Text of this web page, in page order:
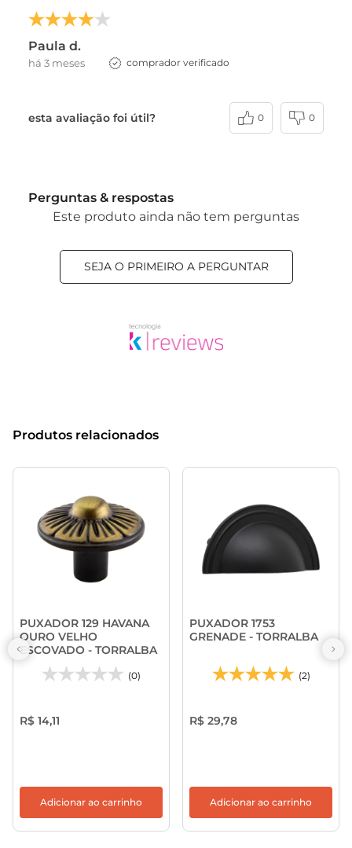
Paula d.
há 3 meses comprador verificado
esta avaliação foi útil? 0 0
Perguntas & respostas
Este produto ainda não tem perguntas
SEJA O PRIMEIRO A PERGUNTAR
Produtos relacionados
PUXADOR 129 HAVANA
OURO VELHO
ESCOVADO - TORRALBA
(0)
R$ 14,11
Adicionar ao carrinho
PUXADOR 1753
GRENADE - TORRALBA
(2)
R$ 29,78
Adicionar ao carrinho